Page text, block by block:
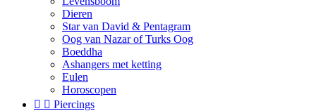
Dieren
Star van David & Pentagram
Oog van Nazar of Turks Oog
Boeddha
Ashangers met ketting
Eulen
Horoscopen
  Piercings